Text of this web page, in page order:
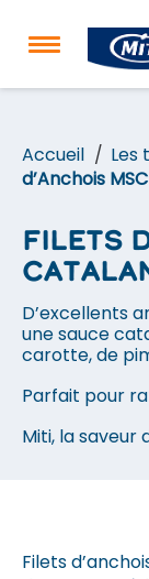
Accueil Les
d’Anchois
Filets
D’excellents
une sauce
carotte, de
Parfait pour
Miti, la saveur
Filets